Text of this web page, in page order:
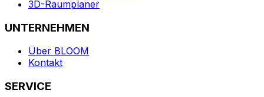
3D-Raumplaner
UNTERNEHMEN
Über BLOOM
Kontakt
SERVICE